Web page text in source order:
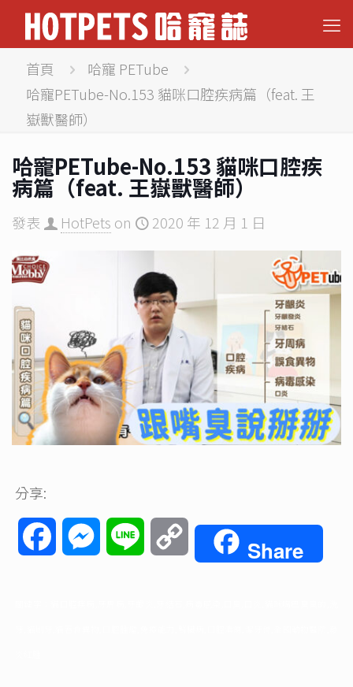
首頁
哈寵 PETube
哈寵PETube-No.153 貓咪口腔疾病篇（feat. 王
嶽獸醫師）
哈寵PETube-No.153 貓咪口腔疾
病篇（feat. 王嶽獸醫師）
發表 HotPets on 2020 年 12 月 1 日
分享:
FacebookMessenger
Line
Copy
Share